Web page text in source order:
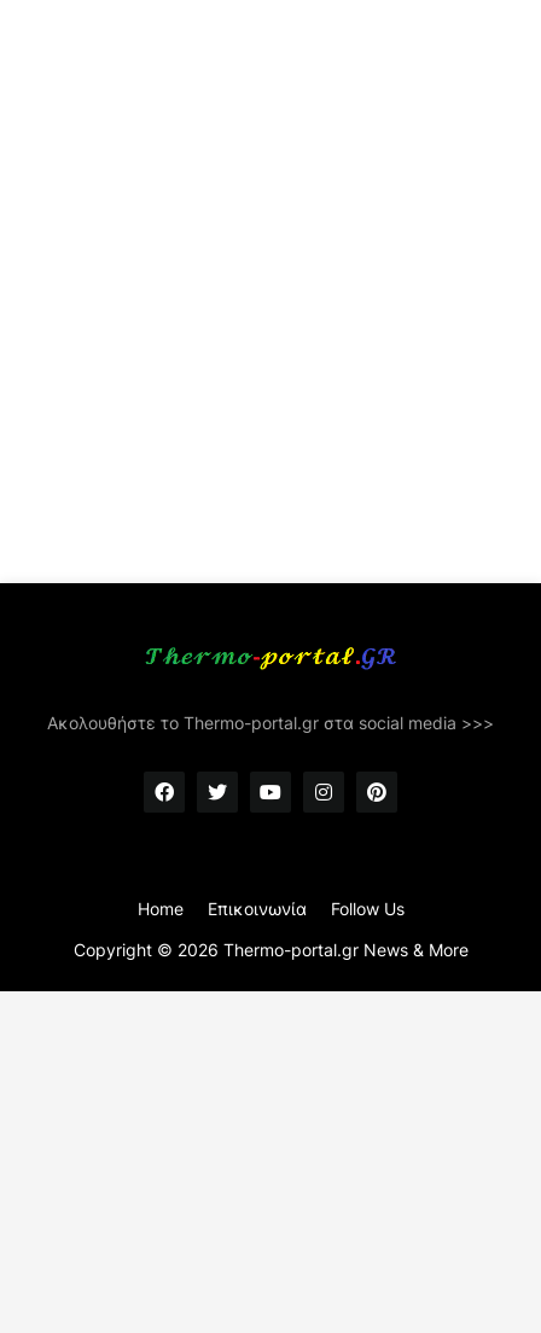
Ακολουθήστε το Thermo-portal.gr στα social media >>>
Copyright © 2026 Thermo-portal.gr News & More
Home Επικοινωνία Follow Us